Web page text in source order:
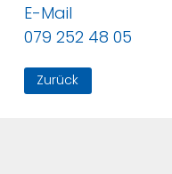
E-Mail
079 252 48 05
Zurück